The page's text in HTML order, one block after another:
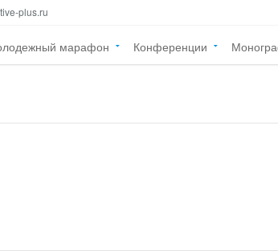
plus.ru
марафон Конференции